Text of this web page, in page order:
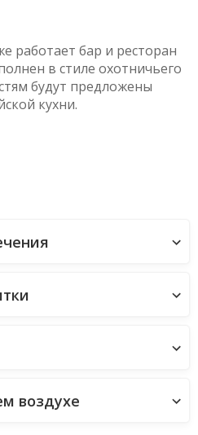
работает бар и ресторан
в стиле охотничьего
будут предложены
кухни.
воздухе